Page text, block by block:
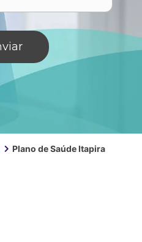
Plano de Saúde Itapira